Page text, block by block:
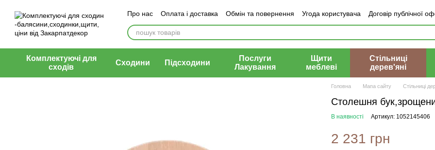
Про нас Оплата і доставка Обмін та повернення Угода користувача
Договір публічної
Контактна інформація
Блог Відгуки про магазин
Комплектуючі для
сходів
Сходини Підсходини
Послуги
Лакування
Щити
меблеві
Стільниці
дерев'яні
Головна Мапа сайту Стільниці
Столешня
В наявності Артикул: 1052145406
2 231 грн